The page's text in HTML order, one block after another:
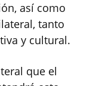
así como
tanto
y cultural.
que el